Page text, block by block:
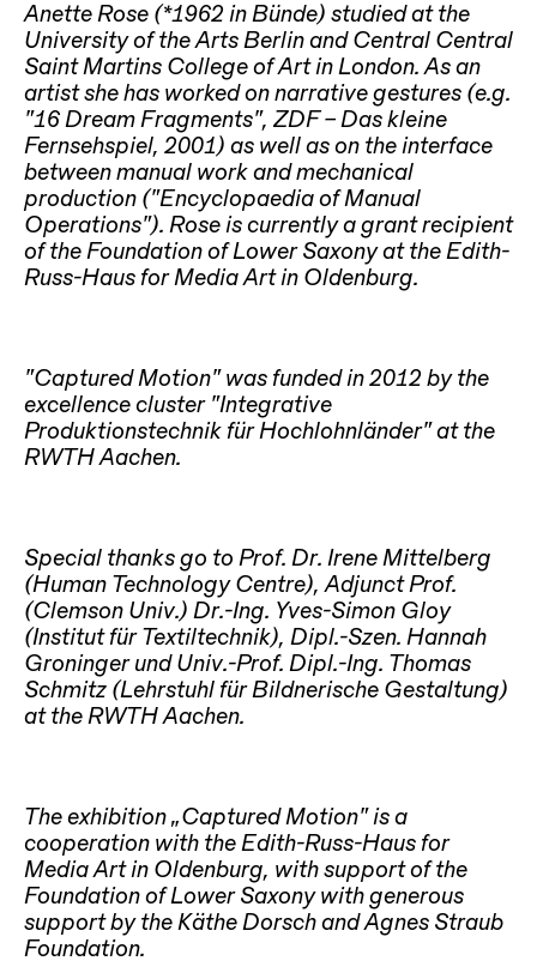
Anette Rose (*1962 in Bünde) studied at the
University of the Arts Berlin and Central Central
Saint Martins College of Art in London. As an
artist she has worked on narrative gestures (e.g.
“16 Dream Fragments”, ZDF – Das kleine
Fernsehspiel, 2001) as well as on the interface
between manual work and mechanical
production (“Encyclopaedia of Manual
Operations”). Rose is currently a grant recipient
of the Foundation of Lower Saxony at the Edith-
Russ-Haus for Media Art in Oldenburg.
“Captured Motion” was funded in 2012 by the
excellence cluster “Integrative
Produktionstechnik für Hochlohnländer” at the
RWTH Aachen.
Special thanks go to Prof. Dr. Irene Mittelberg
(Human Technology Centre), Adjunct Prof.
(Clemson Univ.) Dr.-Ing. Yves-Simon Gloy
(Institut für Textiltechnik), Dipl.-Szen. Hannah
Groninger und Univ.-Prof. Dipl.-Ing. Thomas
Schmitz (Lehrstuhl für Bildnerische Gestaltung)
at the RWTH Aachen.
The exhibition „Captured Motion“ is a
cooperation with the Edith-Russ-Haus for
Media Art in Oldenburg, with support of the
Foundation of Lower Saxony with generous
support by the Käthe Dorsch and Agnes Straub
Foundation.